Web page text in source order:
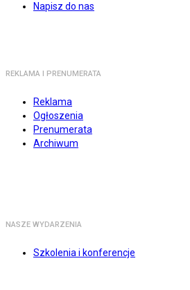
Napisz do nas
REKLAMA I PRENUMERATA
Reklama
Ogłoszenia
Prenumerata
Archiwum
NASZE WYDARZENIA
Szkolenia i konferencje